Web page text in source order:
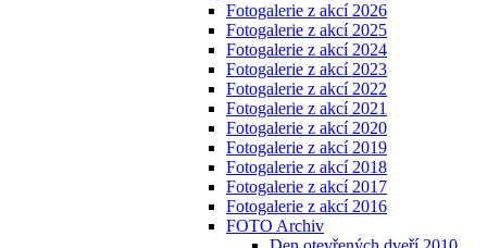
Fotogalerie z akcí 2026
Fotogalerie z akcí 2025
Fotogalerie z akcí 2024
Fotogalerie z akcí 2023
Fotogalerie z akcí 2022
Fotogalerie z akcí 2021
Fotogalerie z akcí 2020
Fotogalerie z akcí 2019
Fotogalerie z akcí 2018
Fotogalerie z akcí 2017
Fotogalerie z akcí 2016
FOTO Archiv